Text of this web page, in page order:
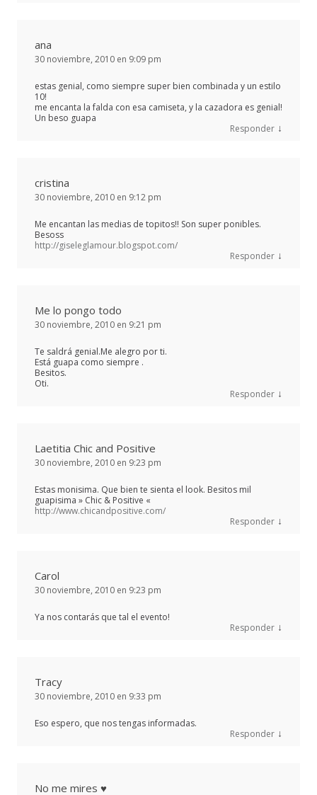
ana
30 noviembre, 2010 en 9:09 pm
estas genial, como siempre super bien combinada y un estilo
10!
me encanta la falda con esa camiseta, y la cazadora es genial!
Un beso guapa
Responder ↓
cristina
30 noviembre, 2010 en 9:12 pm
Me encantan las medias de topitos!! Son super ponibles.
Besoss
http://giseleglamour.blogspot.com/
Responder ↓
Me lo pongo todo
30 noviembre, 2010 en 9:21 pm
Te saldrá genial.Me alegro por ti.
Está guapa como siempre .
Besitos.
Oti.
Responder ↓
Laetitia Chic and Positive
30 noviembre, 2010 en 9:23 pm
Estas monisima. Que bien te sienta el look. Besitos mil
guapisima » Chic & Positive «
http://www.chicandpositive.com/
Responder ↓
Carol
30 noviembre, 2010 en 9:23 pm
Ya nos contarás que tal el evento!
Responder ↓
Tracy
30 noviembre, 2010 en 9:33 pm
Eso espero, que nos tengas informadas.
Responder ↓
No me mires ♥